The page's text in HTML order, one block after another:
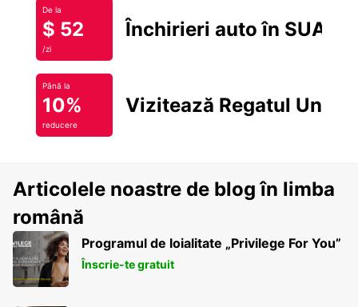
De la
$ 52
/zi
Închirieri auto în SUA
Până la
10%
reducere
Vizitează Regatul Unit
Articolele noastre de blog în limba
română
Programul de loialitate „Privilege For You”
Înscrie-te gratuit